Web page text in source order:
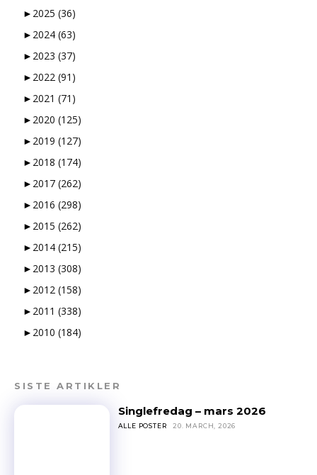
► 2025 (36)
► 2024 (63)
► 2023 (37)
► 2022 (91)
► 2021 (71)
► 2020 (125)
► 2019 (127)
► 2018 (174)
► 2017 (262)
► 2016 (298)
► 2015 (262)
► 2014 (215)
► 2013 (308)
► 2012 (158)
► 2011 (338)
► 2010 (184)
SISTE ARTIKLER
Singlefredag – mars 2026
ALLE POSTER 20. MARCH, 2026